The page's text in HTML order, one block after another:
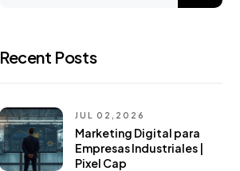
Recent Posts
JUL 02,2026
Marketing Digital para
Empresas Industriales |
Pixel Cap